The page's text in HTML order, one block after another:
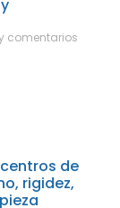
comentarios
centros de
rigidez,